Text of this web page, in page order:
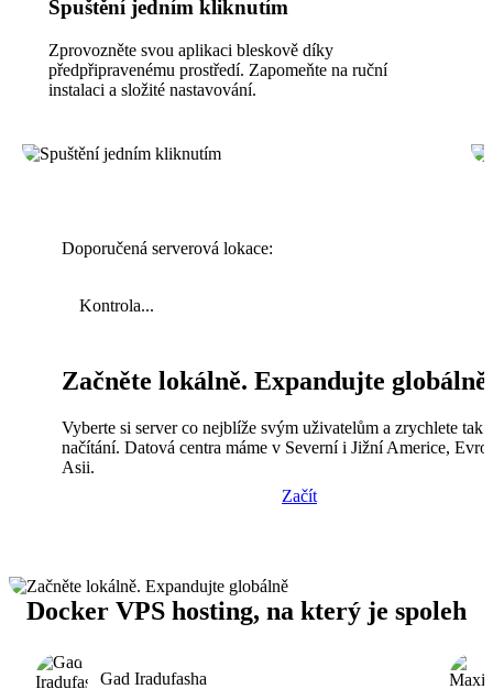
Spuštění jedním kliknutím
Zprovozněte svou aplikaci bleskově díky
předpřipravenému prostředí. Zapomeňte na ruční
instalaci a složité nastavování.
Doporučená serverová lokace:
Kontrola...
Začněte lokálně. Expandujte globálně
Vyberte si server co nejblíže svým uživatelům a zrychlete tak
načítání. Datová centra máme v Severní i Jižní Americe,
Asii.
Začít
Docker VPS hosting, na který je spoleh
Gad Iradufasha